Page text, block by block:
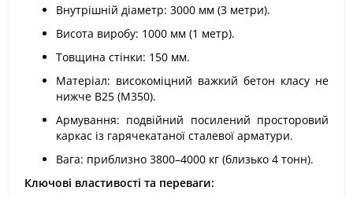
Внутрішній діаметр: 3000 мм (3 метри).
Висота виробу: 1000 мм (1 метр).
Товщина стінки: 150 мм.
Матеріал: високоміцний важкий бетон класу не
нижче В25 (М350).
Армування: подвійний посилений просторовий
каркас із гарячекатаної сталевої арматури.
Вага: приблизно 3800–4000 кг (близько 4 тонн).
Ключові властивості та переваги: